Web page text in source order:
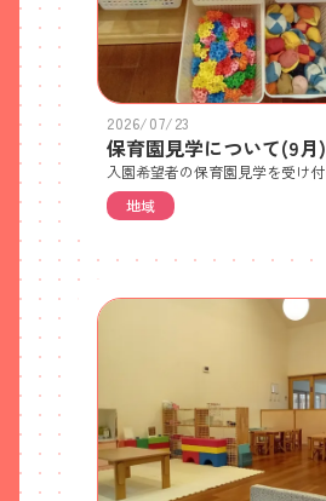
2026/07/23
保育園見学について(9月)
地域